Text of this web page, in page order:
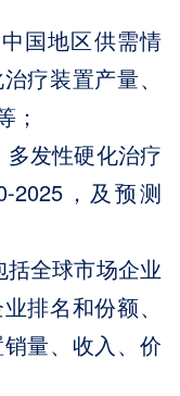
国地区供需情
疗装置产量、
；
发性硬化治疗
2025，及预测
全球市场企业
排名和份额、
量、收入、价